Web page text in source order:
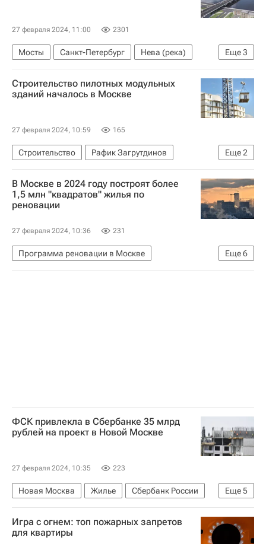
27 февраля 2024, 11:00 2301
Еще3
Мосты Санкт-Петербург
Нева (река)
Госстройнадзор
Строительство
Инфраструктура
Строительство пилотных модульных
зданий началось в Москве
27 февраля 2024, 10:59 165
Еще2
Строительство
Рафик Загрутдинов
Москва
Жилье
В Москве в 2024 году построят более
1,5 млн "квадратов" жилья по
реновации
27 февраля 2024, 10:36 231
Еще6
Программа реновации в Москве
Программа реновации в Москве
Реновация
ФСК привлекла в Сбербанке 35 млрд
рублей на проект в Новой Москве
27 февраля 2024, 10:35 223
Еще5
Новая Москва Жилье
Сбербанк России
Москва
Калужское шоссе
Девелоперы
Строительство
Банки
Игра с огнем: топ пожарных запретов
для квартиры